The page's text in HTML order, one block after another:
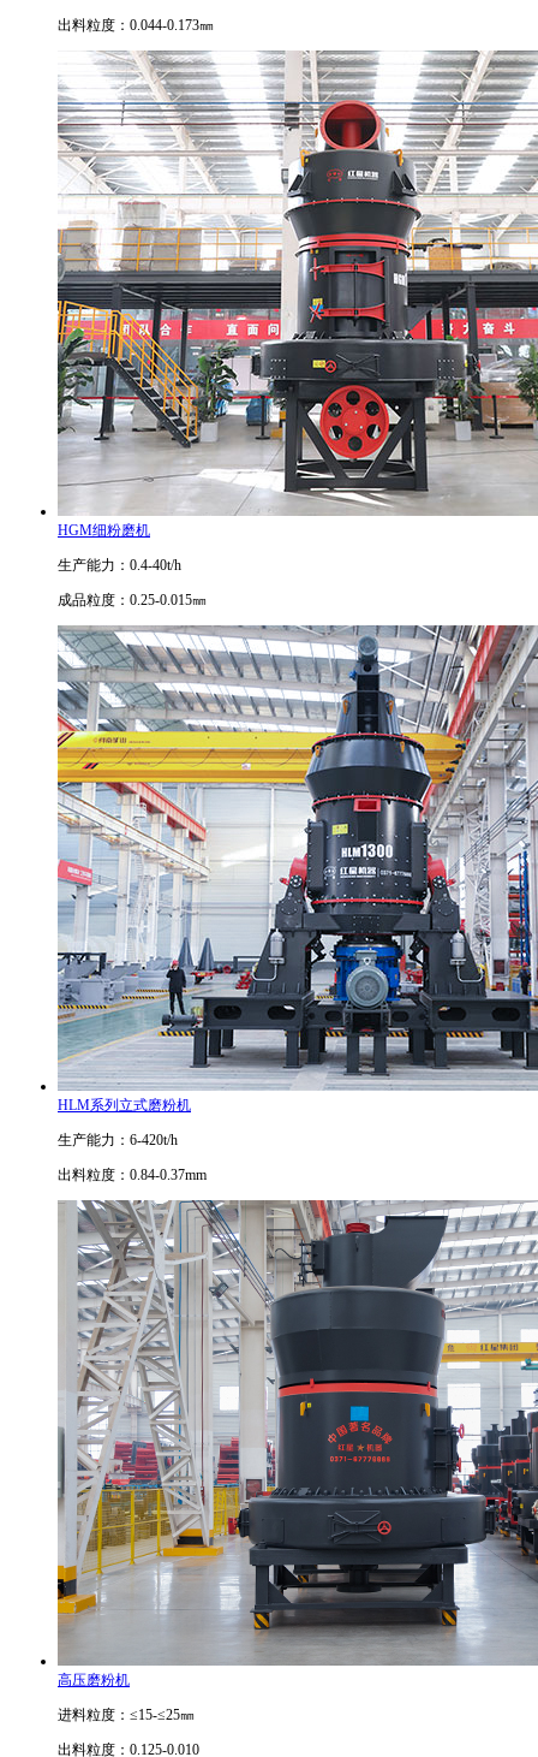
出料粒度：0.044-0.173㎜
HGM细粉磨机
生产能力：0.4-40t/h
成品粒度：0.25-0.015㎜
HLM系列立式磨粉机
生产能力：6-420t/h
出料粒度：0.84-0.37mm
高压磨粉机
进料粒度：≤15-≤25㎜
出料粒度：0.125-0.010